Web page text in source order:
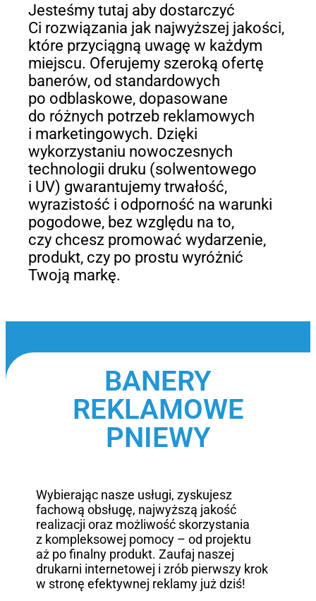
Jesteśmy tutaj aby dostarczyć
Ci rozwiązania jak najwyższej jakości,
które przyciągną uwagę w każdym
miejscu. Oferujemy szeroką ofertę
banerów, od standardowych
po odblaskowe, dopasowane
do różnych potrzeb reklamowych
i marketingowych. Dzięki
wykorzystaniu nowoczesnych
technologii druku (solwentowego
i UV) gwarantujemy trwałość,
wyrazistość i odporność na warunki
pogodowe, bez względu na to,
czy chcesz promować wydarzenie,
produkt, czy po prostu wyróżnić
Twoją markę.
BANERY
REKLAMOWE
PNIEWY
Wybierając nasze usługi, zyskujesz
fachową obsługę, najwyższą jakość
realizacji oraz możliwość skorzystania
z kompleksowej pomocy – od projektu
aż po finalny produkt. Zaufaj naszej
drukarni internetowej i zrób pierwszy krok
w stronę efektywnej reklamy już dziś!